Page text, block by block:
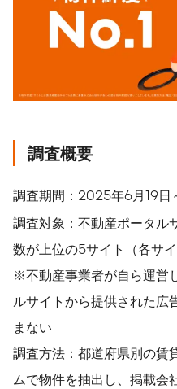
調査概要
調査期間：2025年6月19日
調査対象：不動産ポータル
数が上位の5サイト（各サ
※不動産事業者が自ら運営
ルサイトから提供された広
まない
調査方法：都道府県別の賃
ムで物件を抽出し、掲載会